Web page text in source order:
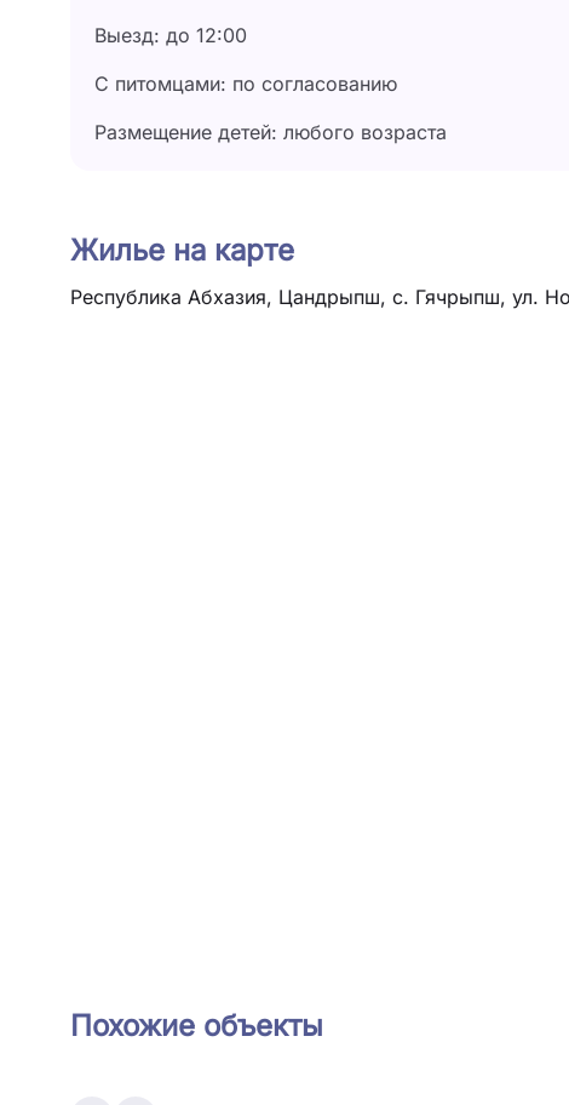
Выезд: до 12:00
С питомцами: по согласованию
Размещение детей: любого возраста
Жилье на карте
Республика Абхазия, Цандрыпш, с. Гячрыпш, ул.
Похожие объекты